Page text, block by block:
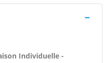
Individuelle -